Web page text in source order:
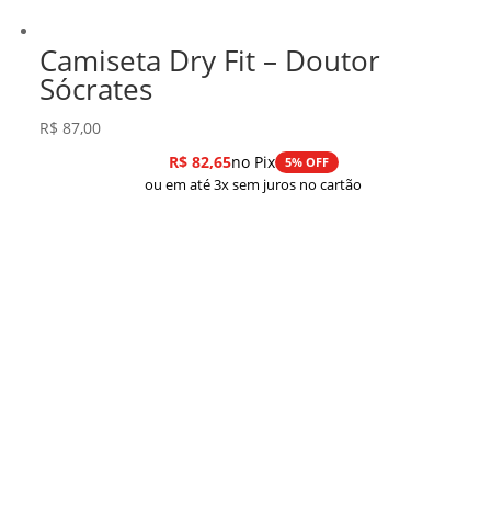
Camiseta Dry Fit – Doutor
Sócrates
R$ 87,00
R$82,65no Pix 5% OFF
ou em até 3x sem juros no cartão